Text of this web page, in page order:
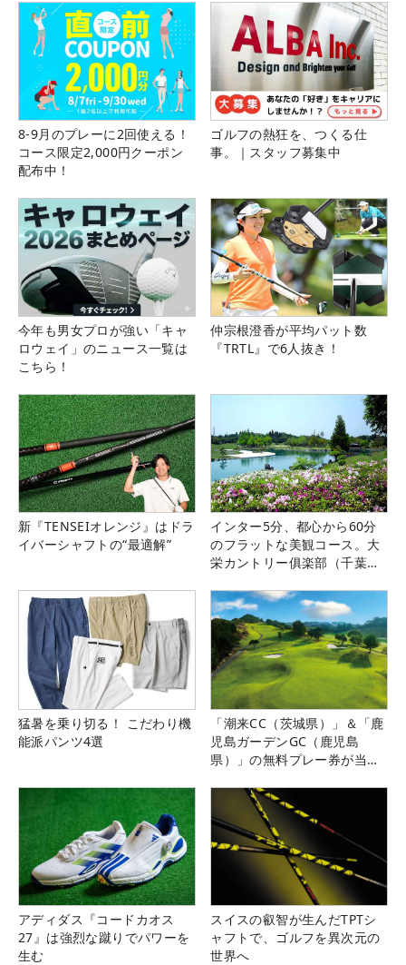
8-9月のプレーに2回使える！
コース限定2,000円クーポン
配布中！
ゴルフの熱狂を、つくる仕
事。｜スタッフ募集中
今年も男女プロが強い「キャ
ロウェイ」のニュース一覧は
こちら！
仲宗根澄香が平均パット数
『TRTL』で6人抜き！
新『TENSEIオレンジ』はドラ
イバーシャフトの“最適解”
インター5分、都心から60分
のフラットな美観コース。大
栄カントリー俱楽部（千葉
猛暑を乗り切る！ こだわり機
能派パンツ4選
「潮来CC（茨城県）」＆「鹿
児島ガーデンGC（鹿児島
県）」の無料プレー券が当た
アディダス『コードカオス
27』は強烈な蹴りでパワーを
生む
スイスの叡智が生んだTPTシ
ャフトで、ゴルフを異次元の
世界へ